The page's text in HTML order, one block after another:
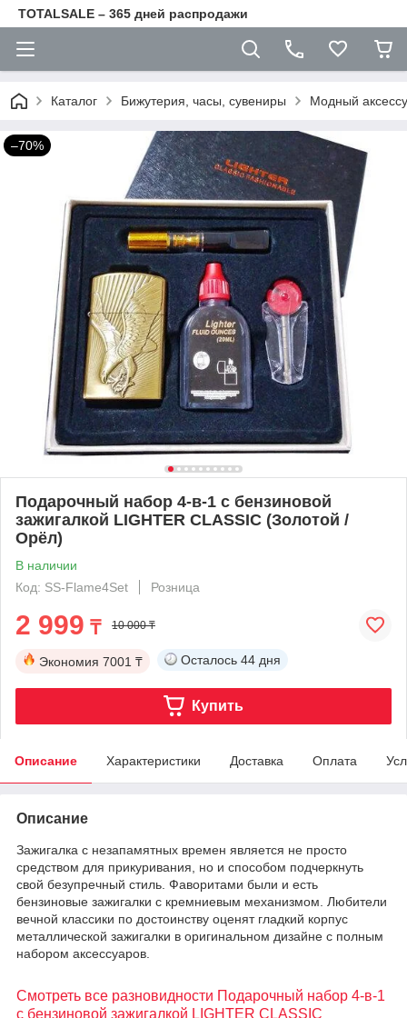
TOTALSALE – 365 дней распродажи
Каталог Бижутерия, часы, сувениры Модный
–70%
Подарочный набор 4-в-1 с бензиновой
зажигалкой LIGHTER CLASSIC (Золотой /
Орёл)
В наличии
Код: SS-Flame4Set
Розница
2 999 ₸ 10 000 ₸
Экономия 7001 ₸ Осталось 44 дня
Купить
Описание Характеристики Доставка Оплата
Описание
Зажигалка с незапамятных времен является не просто
средством для прикуривания, но и способом подчеркнуть
свой безупречный стиль. Фаворитами были и есть
бензиновые зажигалки с кремниевым механизмом. Любители
вечной классики по достоинству оценят гладкий корпус
металлической зажигалки в оригинальном дизайне с полным
набором аксессуаров.
Смотреть все разновидности Подарочный набор 4-в-1
с бензиновой зажигалкой LIGHTER CLASSIC